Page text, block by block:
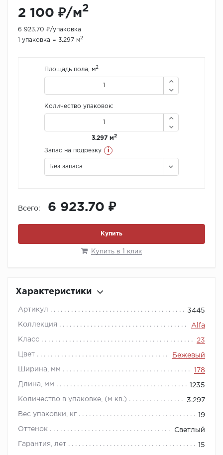
2 100 ₽/м2
6 923.70 ₽/упаковка
1 упаковка = 3.297 м2
Площадь пола, м2
Количество упаковок:
3.297 м2
Запас на подрезку i
Без запаса
Всего: 6 923.70 ₽
Купить
Купить в 1 клик
Характеристики
Артикул 3445
Коллекция Alfa
Класс 23
Цвет Бежевый
Ширина, мм 178
Длина, мм 1235
Количество в упаковке, (м кв.) 3.297
Вес упаковки, кг 19
Оттенок Светлый
Гарантия, лет 15